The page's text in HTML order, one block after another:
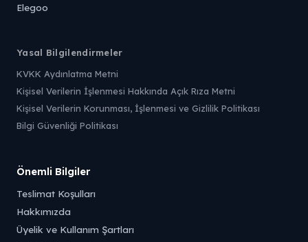
Elegoo
Yasal Bilgilendirmeler
KVKK Aydınlatma Metni
Kişisel Verilerin İşlenmesi Hakkında Açık Rıza Metni
Kişisel Verilerin Korunması, İşlenmesi ve Gizlilik Politikası
Bilgi Güvenliği Politikası
Önemli Bilgiler
Teslimat Koşulları
Hakkımızda
Üyelik ve Kullanım Şartları